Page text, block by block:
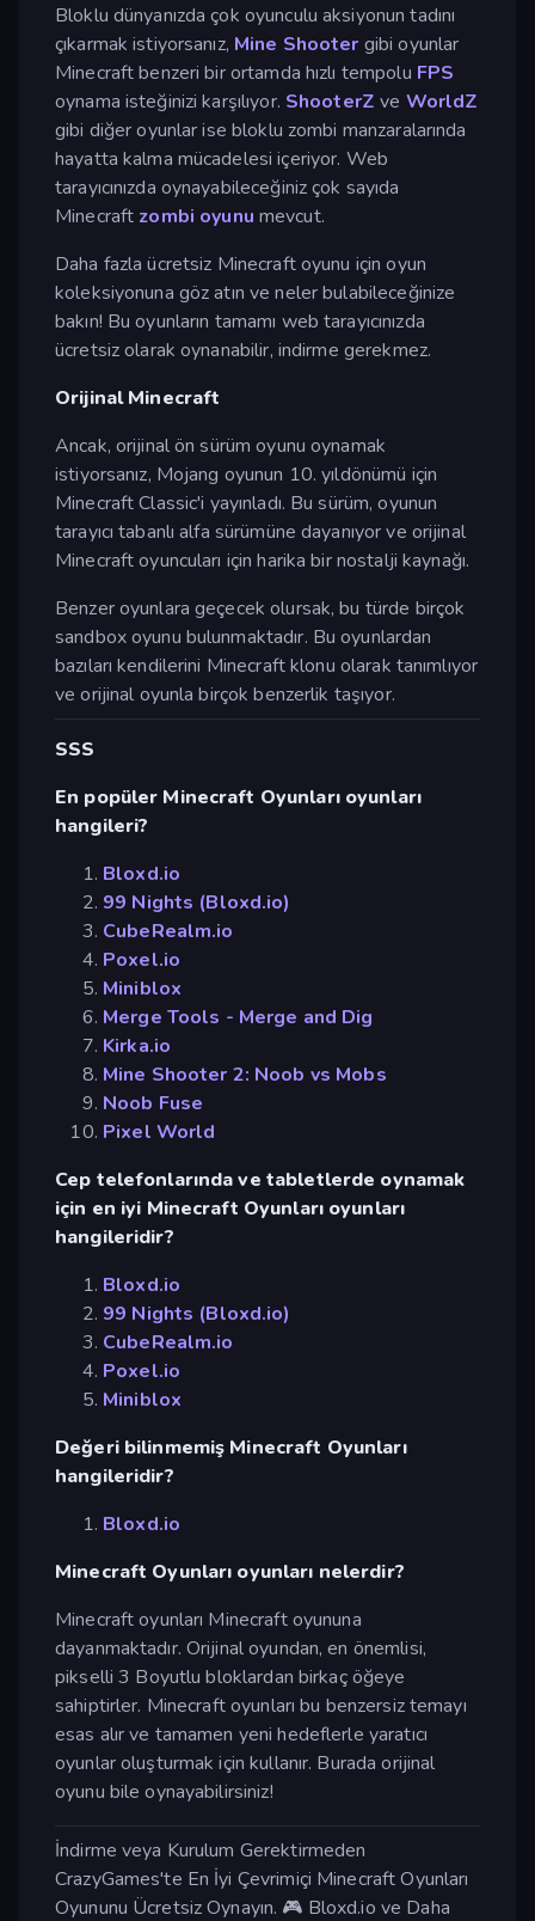
Bloklu dünyanızda çok oyunculu aksiyonun tadını
çıkarmak istiyorsanız, Mine Shooter gibi oyunlar
Minecraft benzeri bir ortamda hızlı tempolu FPS
oynama isteğinizi karşılıyor. ShooterZ ve WorldZ
gibi diğer oyunlar ise bloklu zombi manzaralarında
hayatta kalma mücadelesi içeriyor. Web
tarayıcınızda oynayabileceğiniz çok sayıda
Minecraft zombi oyunu mevcut.
Daha fazla ücretsiz Minecraft oyunu için oyun
koleksiyonuna göz atın ve neler bulabileceğinize
bakın! Bu oyunların tamamı web tarayıcınızda
ücretsiz olarak oynanabilir, indirme gerekmez.
Orijinal Minecraft
Ancak, orijinal ön sürüm oyunu oynamak
istiyorsanız, Mojang oyunun 10. yıldönümü için
Minecraft Classic'i yayınladı. Bu sürüm, oyunun
tarayıcı tabanlı alfa sürümüne dayanıyor ve orijinal
Minecraft oyuncuları için harika bir nostalji kaynağı.
Benzer oyunlara geçecek olursak, bu türde birçok
sandbox oyunu bulunmaktadır. Bu oyunlardan
bazıları kendilerini Minecraft klonu olarak tanımlıyor
ve orijinal oyunla birçok benzerlik taşıyor.
SSS
En popüler Minecraft Oyunları oyunları
hangileri?
Bloxd.io
99 Nights (Bloxd.io)
CubeRealm.io
Poxel.io
Miniblox
Merge Tools - Merge and Dig
Kirka.io
Mine Shooter 2: Noob vs Mobs
Noob Fuse
Pixel World
Cep telefonlarında ve tabletlerde oynamak
için en iyi Minecraft Oyunları oyunları
hangileridir?
Bloxd.io
99 Nights (Bloxd.io)
CubeRealm.io
Poxel.io
Miniblox
Değeri bilinmemiş Minecraft Oyunları
hangileridir?
Bloxd.io
Minecraft Oyunları oyunları nelerdir?
Minecraft oyunları Minecraft oyununa
dayanmaktadır. Orijinal oyundan, en önemlisi,
pikselli 3 Boyutlu bloklardan birkaç öğeye
sahiptirler. Minecraft oyunları bu benzersiz temayı
esas alır ve tamamen yeni hedeflerle yaratıcı
oyunlar oluşturmak için kullanır. Burada orijinal
oyunu bile oynayabilirsiniz!
İndirme veya Kurulum Gerektirmeden
CrazyGames'te En İyi Çevrimiçi Minecraft Oyunları
Oyununu Ücretsiz Oynayın. 🎮 Bloxd.io ve Daha